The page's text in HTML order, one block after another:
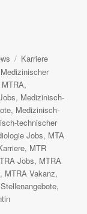
Schlagwörter
Karriere
MTRA,
, Medizinisch-
, Medizinisch-
technischer
Jobs, MTA
, MTR
Jobs, MTRA
, MTRA Vakanz,
,